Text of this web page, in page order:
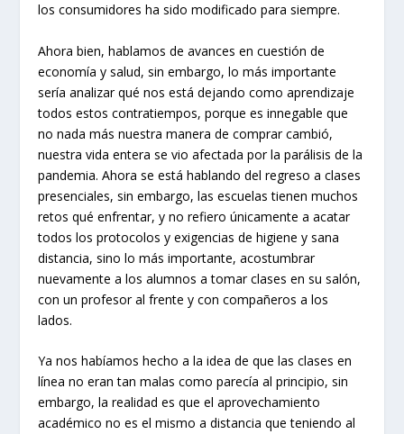
los consumidores ha sido modificado para siempre.
Ahora bien, hablamos de avances en cuestión de
economía y salud, sin embargo, lo más importante
sería analizar qué nos está dejando como aprendizaje
todos estos contratiempos, porque es innegable que
no nada más nuestra manera de comprar cambió,
nuestra vida entera se vio afectada por la parálisis de la
pandemia. Ahora se está hablando del regreso a clases
presenciales, sin embargo, las escuelas tienen muchos
retos qué enfrentar, y no refiero únicamente a acatar
todos los protocolos y exigencias de higiene y sana
distancia, sino lo más importante, acostumbrar
nuevamente a los alumnos a tomar clases en su salón,
con un profesor al frente y con compañeros a los
lados.
Ya nos habíamos hecho a la idea de que las clases en
línea no eran tan malas como parecía al principio, sin
embargo, la realidad es que el aprovechamiento
académico no es el mismo a distancia que teniendo al